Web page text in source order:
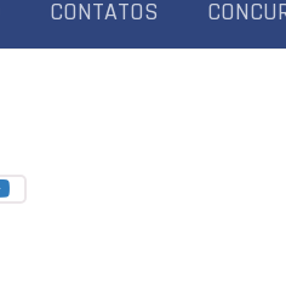
CONTATOS